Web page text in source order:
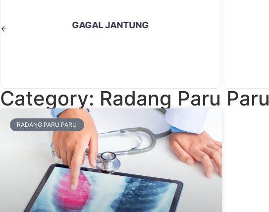
GAGAL JANTUNG
Category: Radang Paru Paru
RADANG PARU PARU